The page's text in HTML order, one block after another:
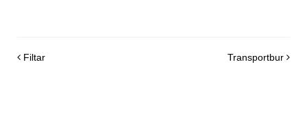
Post navigation
Filtar Transportbur